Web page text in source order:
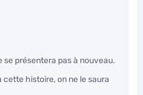
se présentera pas à nouveau.
cette histoire, on ne le saura